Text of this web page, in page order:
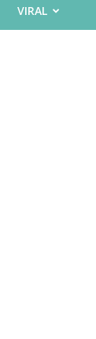
VIRAL